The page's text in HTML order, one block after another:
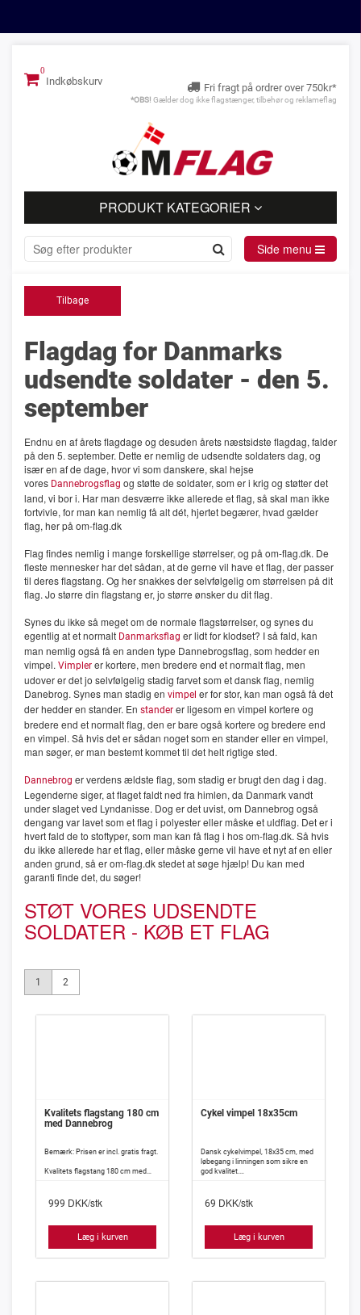
Indkøbskurv
Fri fragt på ordrer over 750kr*
*OBS! Gælder dog ikke flagstænger, tilbehør og reklameflag
PRODUKT KATEGORIER
Side menu
Tilbage
Flagdag for Danmarks
udsendte soldater - den 5.
september
Endnu en af årets flagdage og desuden årets næstsidste flagdag, falder
på den 5. september. Dette er nemlig de udsendte soldaters dag, og
især en af de dage, hvor vi som danskere, skal hejse
vores Dannebrogsflag og støtte de soldater, som er i krig og støtter det
land, vi bor i. Har man desværre ikke allerede et flag, så skal man ikke
fortvivle, for man kan nemlig få alt dét, hjertet begærer, hvad gælder
flag, her på om-flag.dk
Flag findes nemlig i mange forskellige størrelser, og på om-flag.dk. De
fleste mennesker har det sådan, at de gerne vil have et flag, der passer
til deres flagstang. Og her snakkes der selvfølgelig om størrelsen på dit
flag. Jo større din flagstang er, jo større ønsker du dit flag.
Synes du ikke så meget om de normale flagstørrelser, og synes du
egentlig at et normalt Danmarksflag er lidt for klodset? I så fald, kan
man nemlig også få en anden type Dannebrogsflag, som hedder en
vimpel. Vimpler er kortere, men bredere end et normalt flag, men
udover er det jo selvfølgelig stadig farvet som et dansk flag, nemlig
Danebrog. Synes man stadig en vimpel er for stor, kan man også få det
der hedder en stander. En stander er ligesom en vimpel kortere og
bredere end et normalt flag, den er bare også kortere og bredere end
en vimpel. Så hvis det er sådan noget som en stander eller en vimpel,
man søger, er man bestemt kommet til det helt rigtige sted.
Dannebrog er verdens ældste flag, som stadig er brugt den dag i dag.
Legenderne siger, at flaget faldt ned fra himlen, da Danmark vandt
under slaget ved Lyndanisse. Dog er det uvist, om Dannebrog også
dengang var lavet som et flag i polyester eller måske et uldflag. Det er i
hvert fald de to stoftyper, som man kan få flag i hos om-flag.dk. Så hvis
du ikke allerede har et flag, eller måske gerne vil have et nyt af en eller
anden grund, så er om-flag.dk stedet at søge hjælp! Du kan med
garanti finde det, du søger!
STØT VORES UDSENDTE
SOLDATER - KØB ET FLAG
1 2
Kvalitets flagstang 180 cm
med Dannebrog
Bemærk: Prisen er incl. gratis fragt.
Kvalitets flagstang 180 cm med
velkomne når noget skal fejres.
solidt i blæsevejret, dog anbefales
det ikke at lade den stå udenfor i
regnvejr i længere tid.
999 DKK/stk
Læg i kurven
Cykel vimpel 18x35cm
Dansk cykelvimpel, 18x35 cm, med
løbegang i linningen som sikre en
god kvalitet.
på landevejen, på vej til arbejde, eller
69 DKK/stk
Læg i kurven